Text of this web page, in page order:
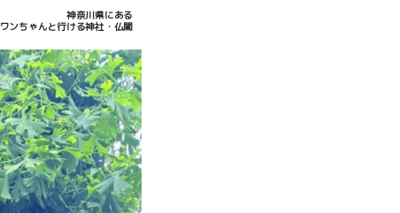
神奈川県にある
ワンちゃんと行ける神社・仏閣